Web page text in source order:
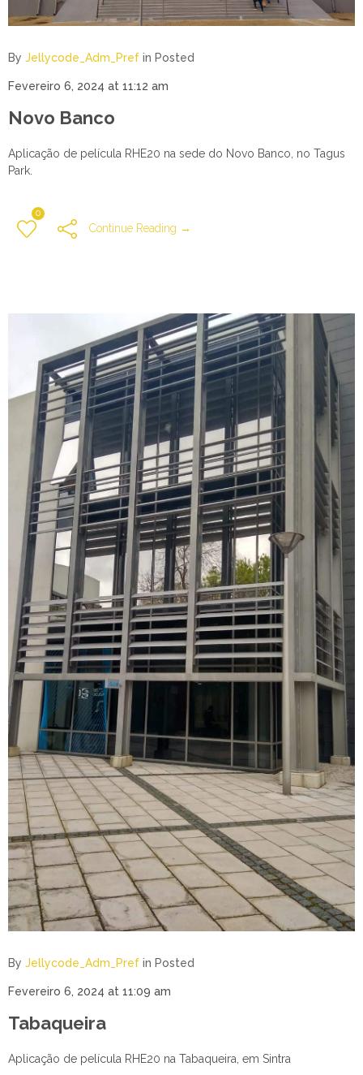
By Jellycode_Adm_Pref in Posted
Fevereiro 6, 2024 at 11:12 am
Novo Banco
Aplicação de película RHE20 na sede do Novo Banco, no Tagus
Park.
0
Continue Reading →
By Jellycode_Adm_Pref in Posted
Fevereiro 6, 2024 at 11:09 am
Tabaqueira
Aplicação de película RHE20 na Tabaqueira, em Sintra